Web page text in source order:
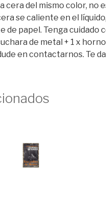
cera del mismo color, no
se caliente en el
de papel. Tenga cuidado
de metal + 1 x
en contactarnos. Te